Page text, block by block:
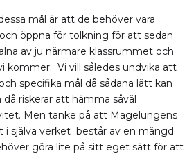
mål är att de behöver vara
öppna för tolkning för att sedan
av ju närmare klassrummet och
kommer. ​ Vi vill således undvika att
specifika mål då sådana lätt kan
riskerar att hämma såväl
Men tanke på att Magelungens
i själva verket består av en mängd
göra lite på sitt eget sätt för att